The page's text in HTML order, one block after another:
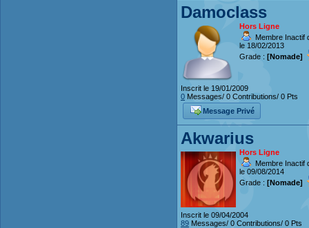
Damoclass
Hors Ligne
Membre Inactif
le 18/02/2013
Grade : [Nomade]
Inscrit le 19/01/2009
0 Messages/ 0 Contributions/ 0 Pts
Message Privé
Akwarius
Hors Ligne
Membre Inactif
le 09/08/2014
Grade : [Nomade]
Inscrit le 09/04/2004
89 Messages/ 0 Contributions/ 0 Pts